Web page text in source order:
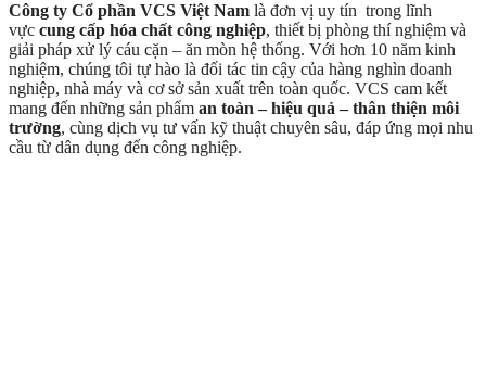
Công ty Cổ phần VCS Việt Nam là đơn vị uy tín trong lĩnh
vực cung cấp hóa chất công nghiệp, thiết bị phòng thí nghiệm và
giải pháp xử lý cáu cặn – ăn mòn hệ thống. Với hơn 10 năm kinh
nghiệm, chúng tôi tự hào là đối tác tin cậy của hàng nghìn doanh
nghiệp, nhà máy và cơ sở sản xuất trên toàn quốc. VCS cam kết
mang đến những sản phẩm an toàn – hiệu quả – thân thiện môi
trường, cùng dịch vụ tư vấn kỹ thuật chuyên sâu, đáp ứng mọi nhu
cầu từ dân dụng đến công nghiệp.